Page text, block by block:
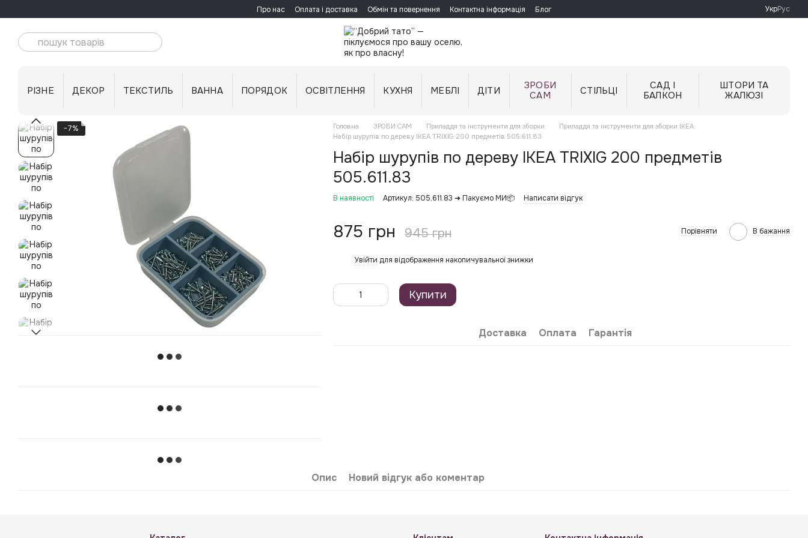
Про нас Оплата і доставка Обмін та повернення Контактна інформація Блог УкрРус
РІЗНЕ ДЕКОР ТЕКСТИЛЬ ВАННА ПОРЯДОК ОСВІТЛЕННЯ КУХНЯ МЕБЛІ ДІТИ
ЗРОБИ
САМ
СТІЛЬЦІ
САД І
БАЛКОН
ШТОРИ ТА
ЖАЛЮЗІ
−7% Головна ЗРОБИ САМ Приладдя та інструменти для зборки
Приладдя та інструменти для зборки IKEA
Набір шурупів по дереву IKEA TRIXIG 200 предметів 505.611.83
Набір шурупів по дереву IKEA TRIXIG 200 предметів
505.611.83
В наявності Артикул: 505.611.83 ➜ Пакуємо МИ📦 Написати відгук
875 грн 945 грн Порівняти В бажання
Увійти для відображення накопичувальної знижки
Купити
Доставка Оплата Гарантія
Опис Новий відгук або коментар